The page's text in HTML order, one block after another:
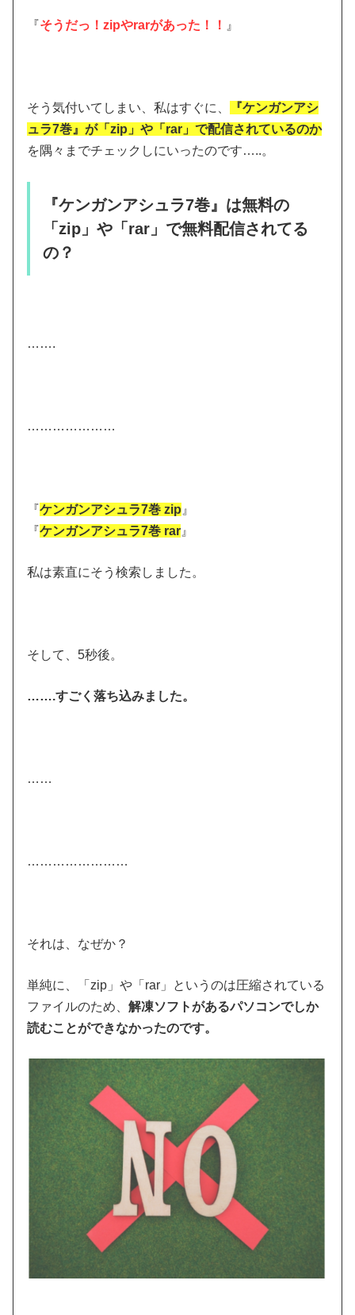
『そうだっ！zipやrarがあった！！ 』
そう気付いてしまい、私はすぐに、
『ケンガンアシ
ュラ7巻』が「zip」や「rar」で配信されているのか
を隅々までチェックしにいったのです…..。
『ケンガンアシュラ7巻』は無料の
「zip」や「rar」で無料配信されてる
の？
…….
…………………
『ケンガンアシュラ7巻 zip 』
『ケンガンアシュラ7巻 rar 』
私は素直にそう検索しました。
そして、5秒後。
…….すごく落ち込みました。
……
……………………
それは、なぜか？
単純に、「zip」や「rar」というのは圧縮されている
ファイルのため、解凍ソフトがあるパソコンでしか
読むことができなかったのです。